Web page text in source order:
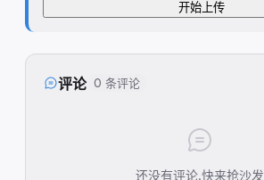
开始上传
评论 0 条评论
还没有评论,快来抢沙发